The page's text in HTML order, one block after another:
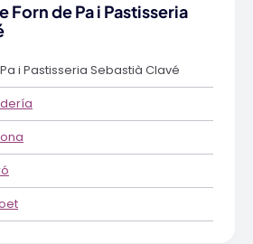
Forn de Pa i Pastisseria
i Pastisseria Sebastià Clavé